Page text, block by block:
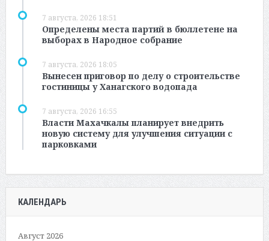
7 августа, 2026 18:51
Определены места партий в бюллетене на
выборах в Народное собрание
7 августа, 2026 18:05
Вынесен приговор по делу о строительстве
гостиницы у Ханагского водопада
7 августа, 2026 16:55
Власти Махачкалы планирует внедрить
новую систему для улучшения ситуации с
парковками
КАЛЕНДАРЬ
Август 2026